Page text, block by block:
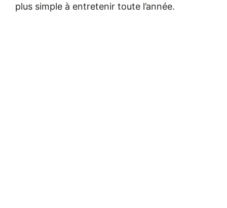
plus simple à entretenir toute l’année.